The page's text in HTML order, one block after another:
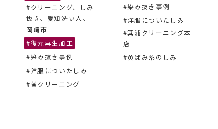
#クリーニング、しみ
抜き、愛知洗い人、
岡崎市
#復元再生加工
#染み抜き事例
#洋服についたしみ
#葵クリーニング
#染み抜き事例
#洋服についたしみ
#箕浦クリーニング本
店
#黄ばみ系のしみ